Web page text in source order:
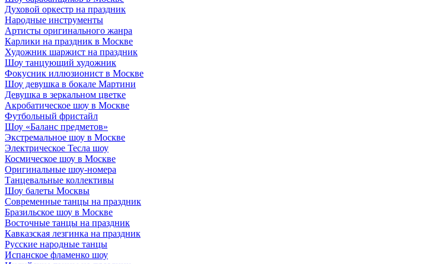
Духовой оркестр на праздник
Народные инструменты
Артисты оригинального жанра
Карлики на праздник в Москве
Художник шаржист на праздник
Шоу танцующий художник
Фокусник иллюзионист в Москве
Шоу девушка в бокале Мартини
Девушка в зеркальном цветке
Акробатическое шоу в Москве
Футбольный фристайл
Шоу «Баланс предметов»
Экстремальное шоу в Москве
Электрическое Тесла шоу
Космическое шоу в Москве
Оригинальные шоу-номера
Танцевальные коллективы
Шоу балеты Москвы
Современные танцы на праздник
Бразильское шоу в Москве
Восточные танцы на праздник
Кавказская лезгинка на праздник
Русские народные танцы
Испанское фламенко шоу